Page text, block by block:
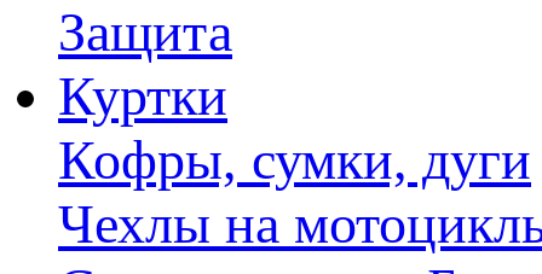
Защита
Куртки
Кофры, сумки, дуги
Чехлы на